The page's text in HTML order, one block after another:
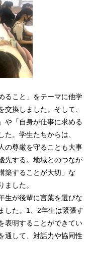
ること」をテーマに他学
換しました。そして、
や「自身が仕事に求める
。学生たちからは、
の尊厳を守ることも大事
先する。地域とのつなが
築することが大切」な
ました。
生が後輩に言葉を選びな
した。1、2年生は緊張す
表明することができてい
通して、対話力や協同性